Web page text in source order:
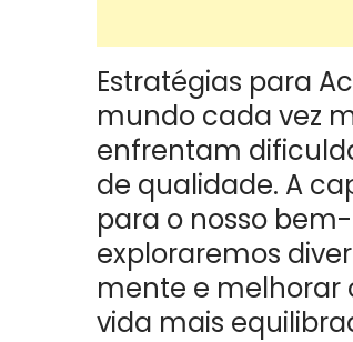
Estratégias para
mundo cada vez
enfrentam
de qualidade. A
para o nosso
exploraremos
mente e melhorar
vida mais